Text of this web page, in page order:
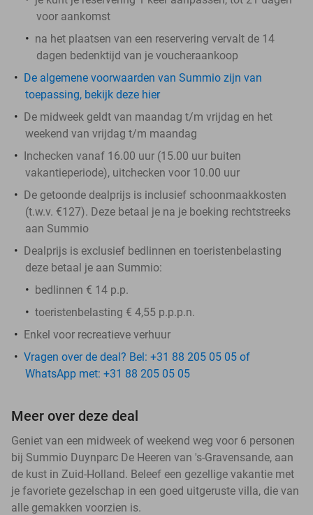
voor aankomst
na het plaatsen van een reservering vervalt de 14
dagen bedenktijd van je voucheraankoop
De algemene voorwaarden van Summio zijn van
toepassing, bekijk deze hier
De midweek geldt van maandag t/m vrijdag en het
weekend van vrijdag t/m maandag
Inchecken vanaf 16.00 uur (15.00 uur buiten
vakantieperiode), uitchecken voor 10.00 uur
De getoonde dealprijs is inclusief schoonmaakkosten
(t.w.v. €127). Deze betaal je na je boeking rechtstreeks
aan Summio
Dealprijs is exclusief bedlinnen en toeristenbelasting
deze betaal je aan Summio:
bedlinnen € 14 p.p.
toeristenbelasting € 4,55 p.p.p.n.
Enkel voor recreatieve verhuur
Vragen over de deal? Bel: +31 88 205 05 05 of
WhatsApp met: +31 88 205 05 05
Meer over deze deal
Geniet van een midweek of weekend weg voor 6 personen
bij Summio Duynparc De Heeren van 's-Gravensande, aan
de kust in Zuid-Holland. Beleef een gezellige vakantie met
je favoriete gezelschap in een goed uitgeruste villa, die van
alle gemakken voorzien is.